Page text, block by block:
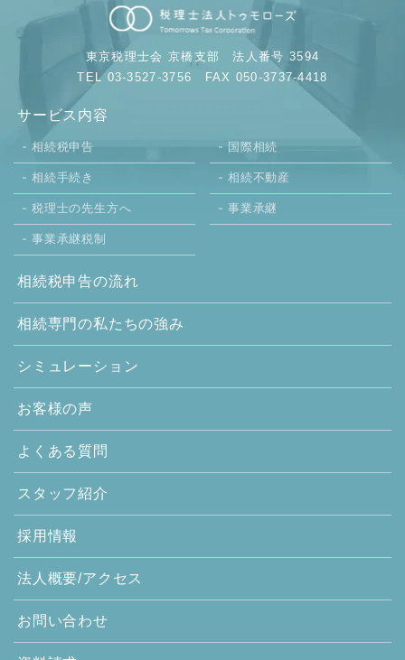
東京税理士会 京橋支部法人番号 3594
TEL 03-3527-3756 FAX 050-3737-4418
サービス内容
相続税申告 国際相続
相続手続き 相続不動産
税理士の先生方へ 事業承継
事業承継税制
相続税申告の流れ
相続専門の私たちの強み
シミュレーション
お客様の声
よくある質問
スタッフ紹介
採用情報
法人概要/アクセス
お問い合わせ